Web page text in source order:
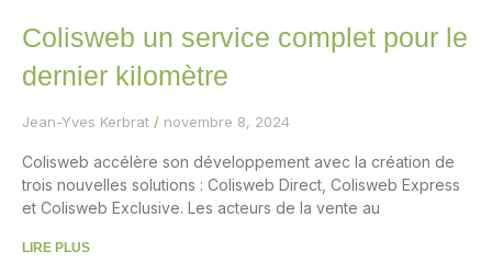
Colisweb un service complet pour le
dernier kilomètre
Jean-Yves Kerbrat novembre 8, 2024
Colisweb accélère son développement avec la création de
trois nouvelles solutions : Colisweb Direct, Colisweb Express
et Colisweb Exclusive. Les acteurs de la vente au
LIRE PLUS